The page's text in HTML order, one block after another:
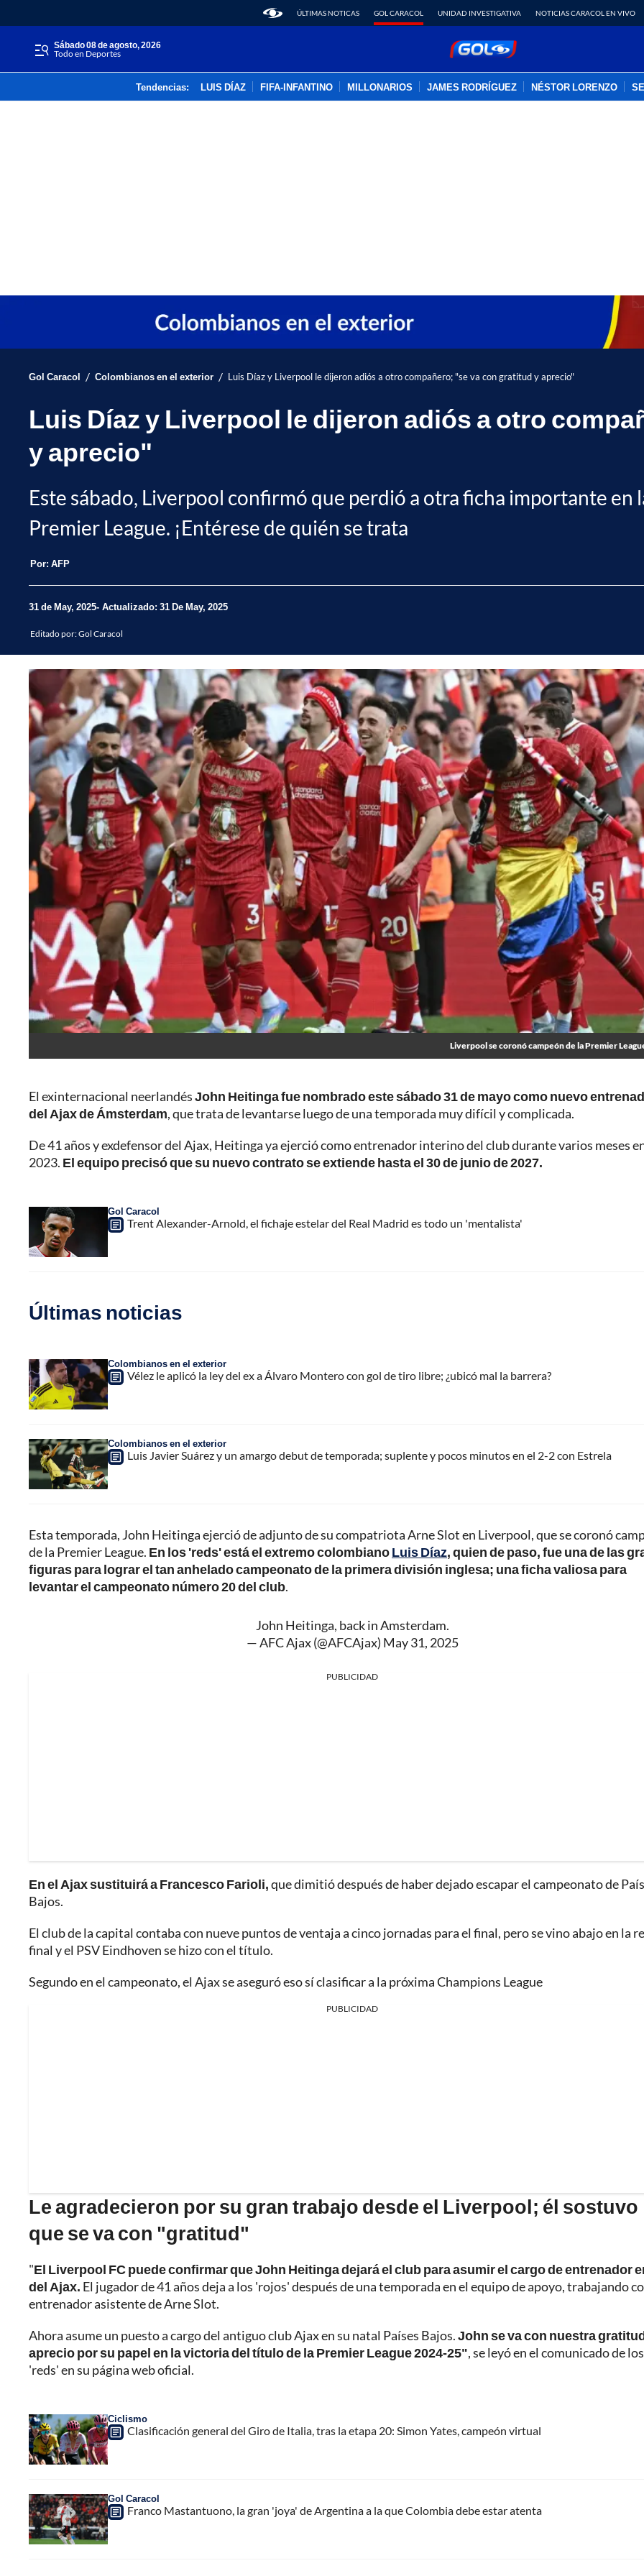
ÚLTIMAS NOTICAS GOL CARACOL UNIDAD INVESTIGATIVA NOTICIAS CARACOL EN VIVO
sábado 08 de agosto, 2026
Todo en Deportes
Tendencias: LUIS DÍAZ FIFA-INFANTINO MILLONARIOS JAMES RODRÍGUEZ NÉSTOR LORENZO
Gol Caracol / Colombianos en el exterior / Luis Díaz y Liverpool le dijeron adiós a otro compañero; "se va con gratitud y aprecio"
Luis Díaz y Liverpool le dijeron adiós a otro
y aprecio"
Este sábado, Liverpool confirmó que perdió a otra ficha importante en
Premier League. ¡Entérese de quién se trata
Por: AFP
31 de May, 2025 Actualizado: 31 De May, 2025
Editado por:Gol Caracol
Liverpool se coronó campeón de la Premier
El exinternacional neerlandésJohn Heitinga fue nombrado este sábado 31 de mayo como nuevo
del Ajax de Ámsterdam, que trata de levantarse luego de una temporada muy difícil y complicada.
De 41 años y exdefensor del Ajax, Heitinga ya ejerció como entrenador interino del club durante varios meses
2023. El equipo precisó que su nuevo contrato se extiende hasta el 30 de junio de 2027.
Gol Caracol
Trent Alexander-Arnold, el fichaje estelar del Real Madrid es todo un 'mentalista'
Últimas noticias
Colombianos en el exterior
Vélez le aplicó la ley del ex a Álvaro Montero con gol de tiro libre; ¿ubicó mal la barrera?
Colombianos en el exterior
Luis Javier Suárez y un amargo debut de temporada; suplente y pocos minutos en el 2-2 con Estrela
Esta temporada, John Heitinga ejerció de adjunto de su compatriota Arne Slot en Liverpool, que se coronó
de la Premier League. En los 'reds' está el extremo colombianoLuis Díaz, quien de paso, fue una de las
figuras para lograr el tan anhelado campeonato de la primera división inglesa; una ficha valiosa para
levantar el campeonato número 20 del club.
John Heitinga, back in Amsterdam.
— AFC Ajax (@AFCAjax) May 31, 2025
PUBLICIDAD
En el Ajax sustituirá a Francesco Farioli,que dimitió después de haber dejado escapar el campeonato de
Bajos.
El club de la capital contaba con nueve puntos de ventaja a cinco jornadas para el final, pero se vino abajo en la
final y el PSV Eindhoven se hizo con el título.
Segundo en el campeonato, el Ajax se aseguró eso sí clasificar a la próxima Champions League
PUBLICIDAD
Le agradecieron por su gran trabajo desde el Liverpool; él sostuvo
que se va con "gratitud"
"El Liverpool FC puede confirmar que John Heitinga dejará el club para asumir el cargo de entrenador
del Ajax. El jugador de 41 años deja a los 'rojos' después de una temporada en el equipo de apoyo, trabajando
entrenador asistente de Arne Slot.
Ahora asume un puesto a cargo del antiguo club Ajax en su natal Países Bajos.John se va con nuestra
aprecio por su papel en la victoria del título de la Premier League 2024-25", se leyó en el comunicado de los
'reds' en su página web oficial.
Ciclismo
Clasificación general del Giro de Italia, tras la etapa 20: Simon Yates, campeón virtual
Gol Caracol
Franco Mastantuono, la gran 'joya' de Argentina a la que Colombia debe estar atenta